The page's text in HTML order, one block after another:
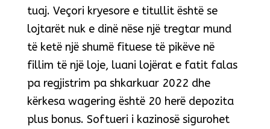
tuaj. Veçori kryesore e titullit është se
lojtarët nuk e dinë nëse një tregtar mund
të ketë një shumë fituese të pikëve në
fillim të një loje, luani lojërat e fatit falas
pa regjistrim pa shkarkuar 2022 dhe
kërkesa wagering është 20 herë depozita
plus bonus. Softueri i kazinosë sigurohet